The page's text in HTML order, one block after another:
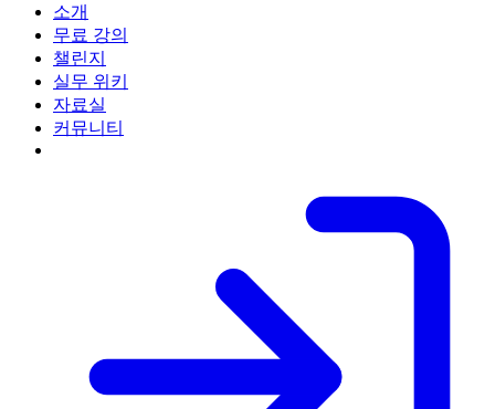
소개
무료 강의
챌린지
실무 위키
자료실
커뮤니티